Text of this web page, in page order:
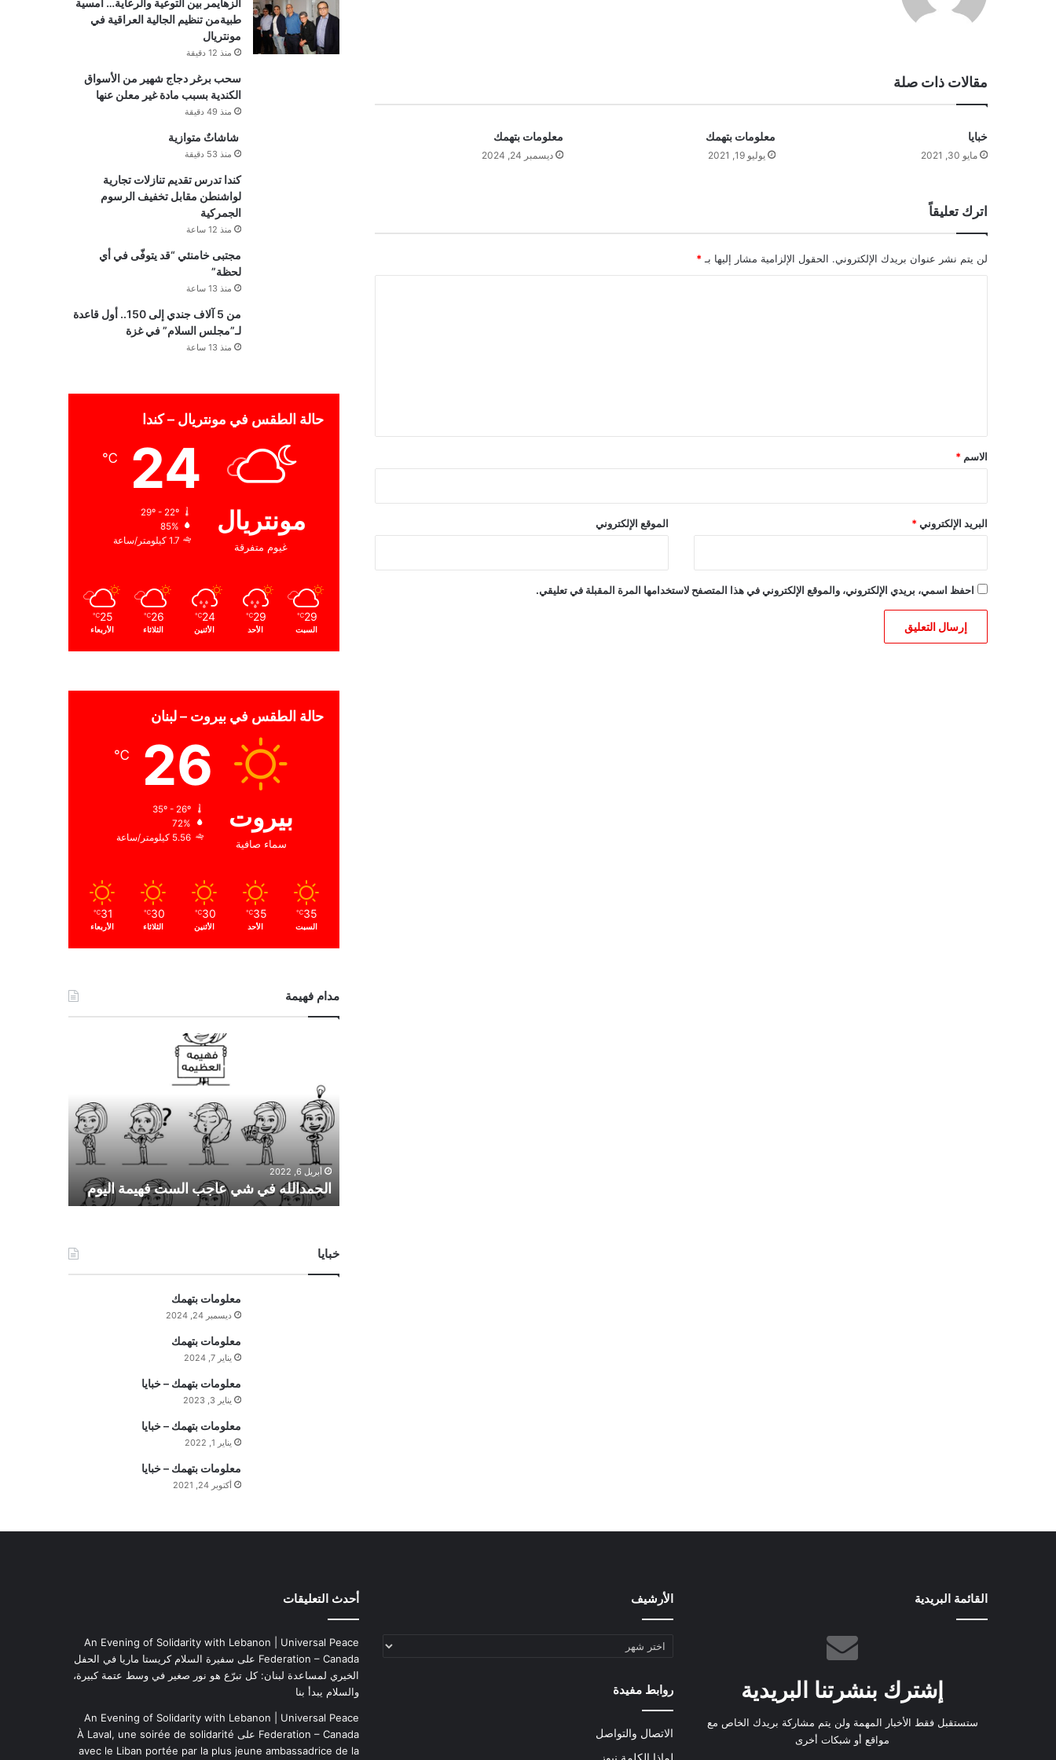
مقالات ذات صلة
خبايا
مايو 30, 2021
معلومات بتهمك
يوليو 19, 2021
معلومات بتهمك
ديسمبر 24, 2024
اترك تعليقاً
لن يتم نشر عنوان بريدك الإلكتروني. الحقول الإلزامية مشار إليها بـ *
*
الاسم *
البريد الإلكتروني * الموقع الإلكتروني
احفظ اسمي، بريدي الإلكتروني، والموقع الإلكتروني في هذا المتصفح لاستخدامها المرة المقبلة في تعليقي.
الزهايمر بين التوعية والرعاية… أمسية
طبيةمن تنظيم الجالية العراقية في
مونتريال
منذ 12 دقيقة
سحب برغر دجاج شهير من الأسواق
الكندية بسبب مادة غير معلن عنها
منذ 49 دقيقة
شاشاتٌ متوازية
منذ 53 دقيقة
كندا تدرس تقديم تنازلات تجارية
لواشنطن مقابل تخفيف الرسوم
الجمركية
منذ 12 ساعة
مجتبى خامنئي “قد يتوفّى في أي
لحظة”
منذ 13 ساعة
من 5 آلاف جندي إلى 150.. أول قاعدة
لـ”مجلس السلام” في غزة
منذ 13 ساعة
حالة الطقس في مونتريال – كندا
مونتريال
غيوم متفرقة
24
℃
29º - 22º
85%
1.7 كيلومتر/ساعة
29
℃
السبت
29
℃
الأحد
24
℃
الأثنين
26
℃
الثلاثاء
25
℃
الأربعاء
حالة الطقس في بيروت – لبنان
بيروت
سماء صافية
26
℃
72%
5.56 كيلومتر/ساعة
35
℃
السبت
35
℃
الأحد
30
℃
الأثنين
30
℃
الثلاثاء
31
℃
الأربعاء
مدام فهيمة
د
ي
ع
ا
أبريل 6, 2022
الحمدالله في شي عاجب الست فهيمة اليوم
خبايا
معلومات بتهمك
ديسمبر 24, 2024
معلومات بتهمك
يناير 7, 2024
معلومات بتهمك – خبايا
يناير 3, 2023
معلومات بتهمك – خبايا
يناير 1, 2022
معلومات بتهمك – خبايا
أكتوبر 24, 2021
القائمة البريدية
إشترك بنشرتنا البريدية
ستستقبل فقط الأخبار المهمة ولن يتم مشاركة بريدك الخاص مع
مواقع أو شبكات أخرى
الأرشيف
الأرشيف
روابط مفيدة
الاتصال والتواصل
أحدث التعليقات
An Evening of Solidarity with Lebanon | Universal Peace
Federation – Canada على سفيرة السلام كريستا ماريا في الحفل
الخيري لمساعدة لبنان: كل تبرّع هو نور صغير في وسط عتمة كبيرة،
والسلام يبدأ بنا
An Evening of Solidarity with Lebanon | Universal Peace
Federation – Canada على À Laval, une soirée de solidarité
avec le Liban portée par la plus jeune ambassadrice de la